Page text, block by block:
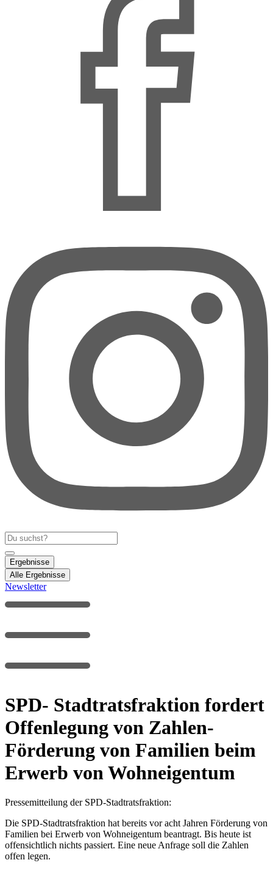
Search
...
Ergebnisse
Alle Ergebnisse
Newsletter
SPD- Stadtratsfraktion fordert
Offenlegung von Zahlen-
Förderung von Familien beim
Erwerb von Wohneigentum
Pressemitteilung der SPD-Stadtratsfraktion:
Die SPD-Stadtratsfraktion hat bereits vor acht Jahren Förderung von
Familien bei Erwerb von Wohneigentum beantragt. Bis heute ist
offensichtlich nichts passiert. Eine neue Anfrage soll die Zahlen
offen legen.